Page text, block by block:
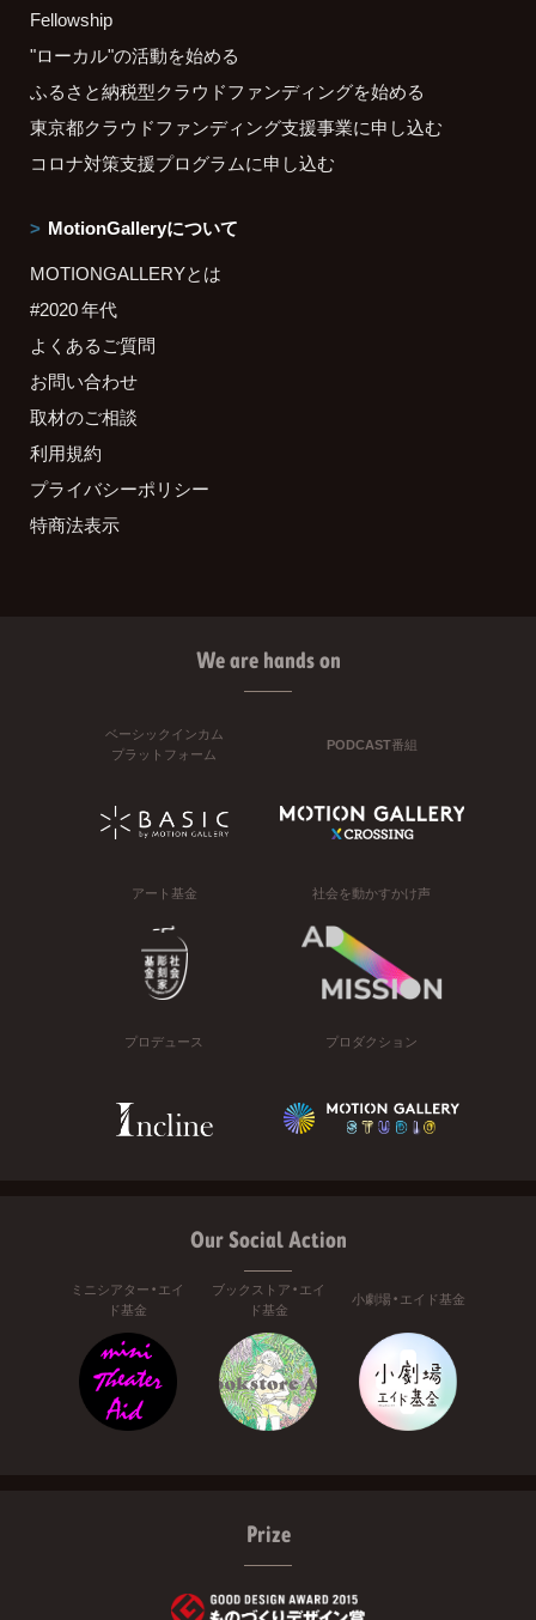
Fellowship
"ローカル"の活動を始める
ふるさと納税型クラウドファンディングを始める
東京都クラウドファンディング支援事業に申し込む
コロナ対策支援プログラムに申し込む
MotionGalleryについて
MOTIONGALLERYとは
#2020 年代
よくあるご質問
お問い合わせ
取材のご相談
利用規約
プライバシーポリシー
特商法表示
We are hands on
ベーシックインカム
プラットフォーム
PODCAST番組
アート基金 社会を動かすかけ声
プロデュース プロダクション
Our Social Action
ミニシアター・エイ
ド基金
ブックストア・エイ
ド基金
小劇場・エイド基金
Prize